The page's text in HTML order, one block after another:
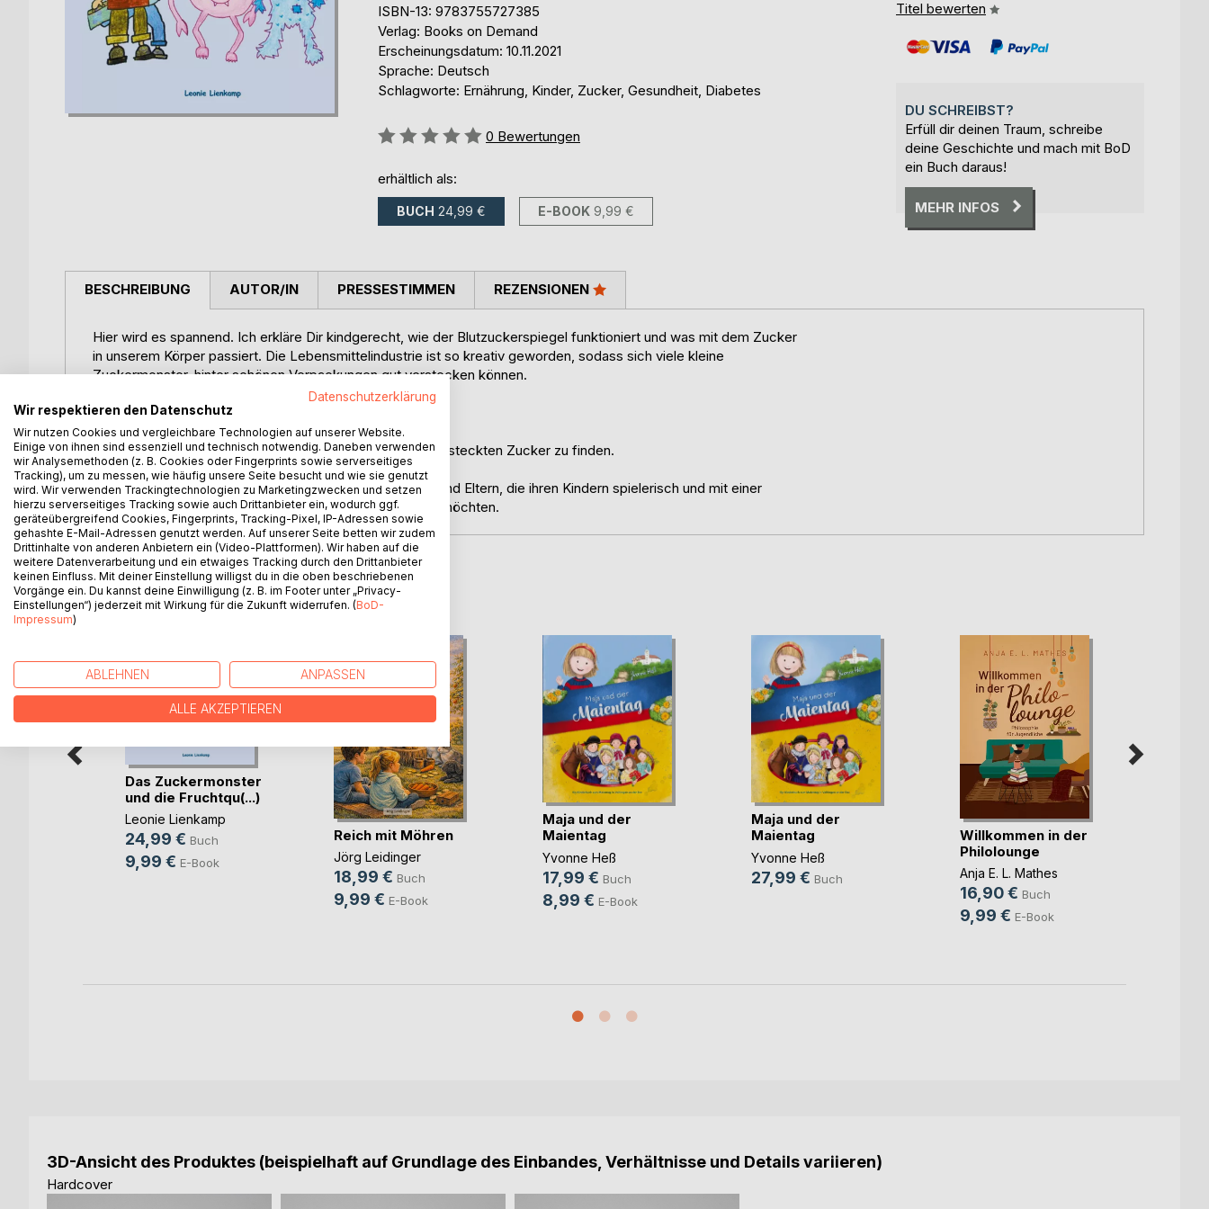
ISBN-13: 9783755727385
Verlag: Books on Demand
Erscheinungsdatum: 10.11.2021
Sprache: Deutsch
Schlagworte: Ernährung, Kinder, Zucker, Gesundheit, Diabetes
Bewertung::
0 Bewertungen
erhältlich als:
BUCH 24,99 € E-BOOK 9,99 €
Titel bewerten
DU SCHREIBST?
Erfüll dir deinen Traum, schreibe
deine Geschichte und mach mit BoD
ein Buch daraus!
MEHR INFOS
BESCHREIBUNG
Hier wird es spannend. Ich erkläre Dir kindgerecht, wie der Blutzuckerspiegel funktioniert und was mit dem Zucker
in unserem Körper passiert. Die Lebensmittelindustrie ist so kreativ geworden, sodass sich viele kleine
Zuckermonster, hinter schönen Verpackungen gut verstecken können.
Jetzt brauchen die Insulinpolizisten genau DICH!
Werde zum Detektiv und hilf den Insulinpolizisten, den versteckten Zucker zu finden.
Dieses Buch richtet sich an Erzieher/innen, Lehrer/innen und Eltern, die ihren Kindern spielerisch und mit einer
spannenden Geschichte den Blutzuckerspiegel erklären möchten.
AUTOR/IN PRESSESTIMMEN REZENSIONEN
WEITERE TITEL BEIBoD
Das Zuckermonster
und die Fruchtqu(...)
Leonie Lienkamp
24,99 € Buch
9,99 € E-Book
Reich mit Möhren
Jörg Leidinger
18,99 € Buch
9,99 € E-Book
Maja und der
Maientag
Yvonne Heß
17,99 € Buch
8,99 € E-Book
Maja und der
Maientag
Yvonne Heß
27,99 € Buch
Willkommen in der
Philolounge
Anja E. L. Mathes
16,90 € Buch
9,99 € E-Book
3D-Ansicht des Produktes (beispielhaft auf Grundlage des Einbandes, Verhältnisse und Details variieren)
Hardcover
Datenschutzerklärung
Wir respektieren den Datenschutz
Wir nutzen Cookies und vergleichbare Technologien auf unserer Website.
Einige von ihnen sind essenziell und technisch notwendig. Daneben verwenden
wir Analysemethoden (z. B. Cookies oder Fingerprints sowie serverseitiges
Tracking), um zu messen, wie häufig unsere Seite besucht und wie sie genutzt
wird. Wir verwenden Trackingtechnologien zu Marketingzwecken und setzen
hierzu serverseitiges Tracking sowie auch Drittanbieter ein, wodurch ggf.
geräteübergreifend Cookies, Fingerprints, Tracking-Pixel, IP-Adressen sowie
gehashte E-Mail-Adressen genutzt werden. Auf unserer Seite betten wir zudem
Drittinhalte von anderen Anbietern ein (Video-Plattformen). Wir haben auf die
weitere Datenverarbeitung und ein etwaiges Tracking durch den Drittanbieter
keinen Einfluss. Mit deiner Einstellung willigst du in die oben beschriebenen
Vorgänge ein. Du kannst deine Einwilligung (z. B. im Footer unter „Privacy-
Einstellungen“) jederzeit mit Wirkung für die Zukunft widerrufen. (BoD-
Impressum)
ABLEHNEN ANPASSEN
ALLE AKZEPTIEREN